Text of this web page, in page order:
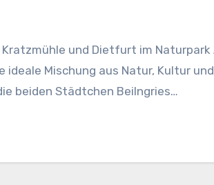
Kratzmühle und Dietfurt im
ideale Mischung aus Natur, Kultur
beiden Städtchen Beilngries…